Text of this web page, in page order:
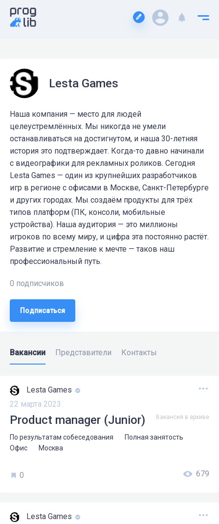
Lesta Games
Наша компания — место для людей
целеустремлённых. Мы никогда не умели
останавливаться на достигнутом, и наша 30-летняя
история это подтверждает. Когда-то давно начинали
с видеографики для рекламных роликов. Сегодня
Lesta Games — один из крупнейших разработчиков
игр в регионе с офисами в Москве, Санкт-Петербурге
и других городах. Мы создаём продукты для трёх
типов платформ (ПК, консоли, мобильные
устройства). Наша аудитория — это миллионы
игроков по всему миру, и цифра эта постоянно растёт.
Развитие и стремление к мечте — таков наш
профессиональный путь.
0 подписчиков
Подписаться
Вакансии Представители Контакты
Lesta Games
22 марта 2023
Product manager (Junior) Вакансия в архиве
По результатам собеседования
Полная занятость
Офис
Москва
0 679
Lesta Games